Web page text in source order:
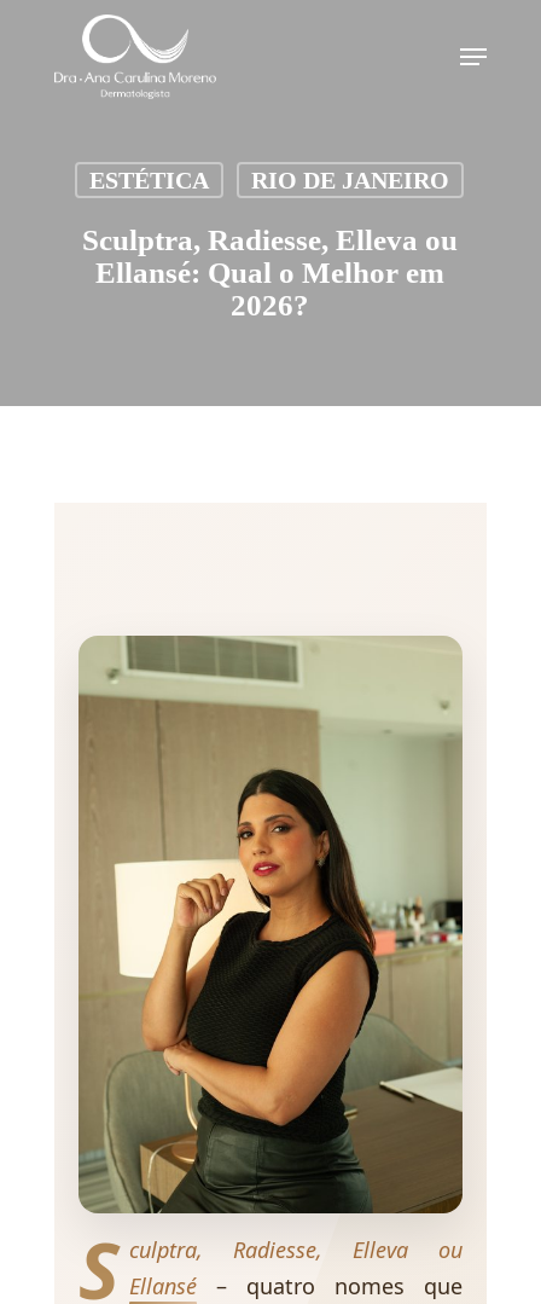
Menu
ESTÉTICA RIO DE JANEIRO
Sculptra, Radiesse, Elleva ou
Ellansé: Qual o Melhor em
2026?
S culptra, Radiesse, Elleva ou
Ellansé– quatro nomes que